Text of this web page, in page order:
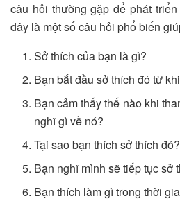
câu hỏi thường gặp để phát
đây là một số câu hỏi phổ biến
Sở thích của bạn là gì?
Bạn bắt đầu sở thích đó từ
Bạn cảm thấy thế nào khi
nghĩ gì về nó?
Tại sao bạn thích sở thích đó?
Bạn nghĩ mình sẽ tiếp tục sở
Bạn thích làm gì trong thời